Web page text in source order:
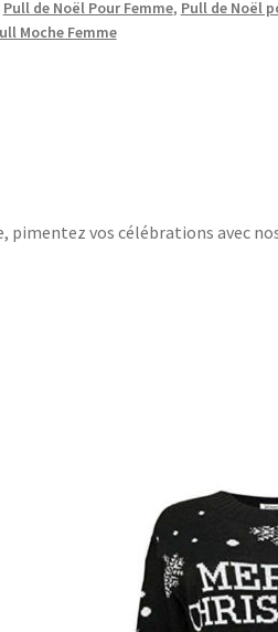
Pull de Noël Pour Femme, Pull de Noël
Moche Femme
pimentez vos célébrations avec